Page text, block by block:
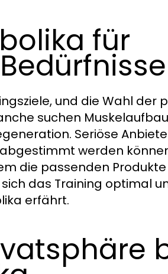
für
und die Wahl der
suchen
Seriöse
werden
die passenden
das Training optimal
erfährt.